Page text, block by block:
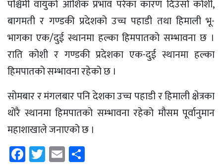
पश्चिमी वायुको आंशिक प्रभाव परेका कारण दिउँसो कोशी,
बागमती र गण्डकी प्रदेशको उच्च पहाडी तथा हिमाली भू-
भागका एक/दुई स्थानमा हल्का हिमपातको सम्भावना छ ।
राति कोशी र गण्डकी प्रदेशका एक-दुई स्थानमा हल्का
हिमपातको सम्भावना रहेको छ ।
सोमबार र मंगलबार पनि देशका उच्च पहाडी र हिमाली क्षेत्रका
थोरै स्थानमा हिमपातको सम्भावना रहेको मौसम पूर्वानुमान
महाशाखाले जनाएको छ ।
Facebook
Twitter
Email